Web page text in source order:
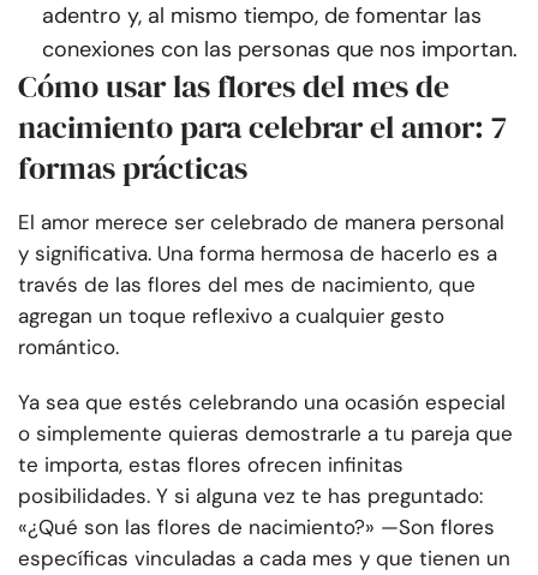
adentro y, al mismo tiempo, de fomentar las
conexiones con las personas que nos importan.
Cómo usar las flores del mes de
nacimiento para celebrar el amor: 7
formas prácticas
El amor merece ser celebrado de manera personal
y significativa. Una forma hermosa de hacerlo es a
través de las flores del mes de nacimiento, que
agregan un toque reflexivo a cualquier gesto
romántico.
Ya sea que estés celebrando una ocasión especial
o simplemente quieras demostrarle a tu pareja que
te importa, estas flores ofrecen infinitas
posibilidades. Y si alguna vez te has preguntado:
«¿Qué son las flores de nacimiento?» —Son flores
específicas vinculadas a cada mes y que tienen un